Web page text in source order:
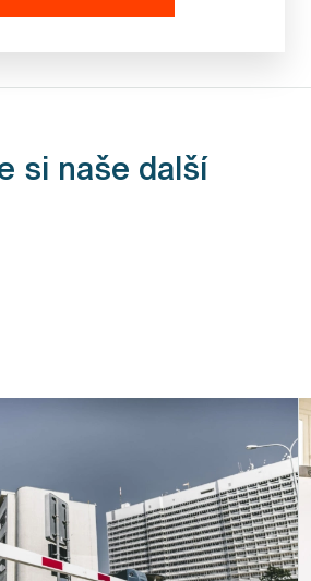
si naše další